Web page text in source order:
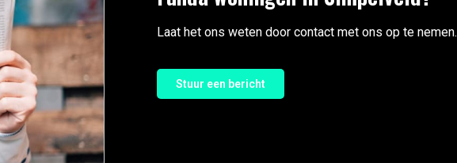
Laat het ons weten door contact met ons op te nemen.
Stuur een bericht